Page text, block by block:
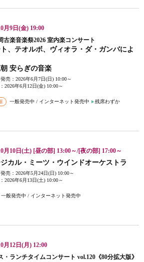
月9日(金) 19:00
古楽音楽祭2026 室内楽コンサート
、テオルボ、ヴィオラ・ダ・ガンバによ
安らぎの音楽
売：2026年6月7日(日) 10:00～
2026年6月12日(金) 10:00～
一般発売中 / インターネット発売中 残席わずか
月10日(土) [昼の部] 13:00～/[夜の部] 17:00～
ジカル・ミーツ・ウインドオーケストラ
売：2026年5月24日(日) 10:00～
2026年6月13日(土) 10:00～
一般発売中 / インターネット発売中
月12日(月) 12:00
・ランチタイムコンサート vol.120《80分拡大版》